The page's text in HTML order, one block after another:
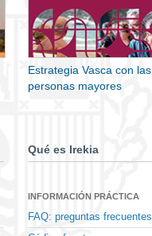
Estrategia Vasca con las
personas mayores
Qué es Irekia
INFORMACIÓN PRÁCTICA
FAQ: preguntas frecuentes